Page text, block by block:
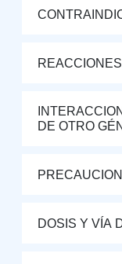
DE OTRO
DOSIS Y VÍA